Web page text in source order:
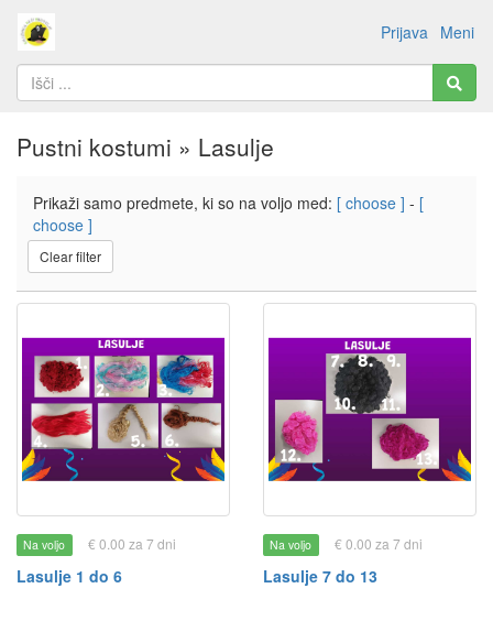
Meni
Prijava
Pustni kostumi » Lasulje
Prikaži samo predmete, ki so na voljo med: [ choose ] - [
choose ]
Clear filter
Na voljo € 0.00 za 7 dni
Lasulje 1 do 6
Na voljo € 0.00 za 7 dni
Lasulje 7 do 13